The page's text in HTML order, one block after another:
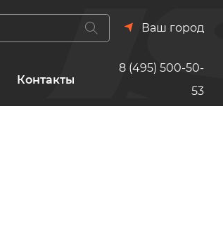
Ваш город
Контакты
8 (495) 500-50-
53